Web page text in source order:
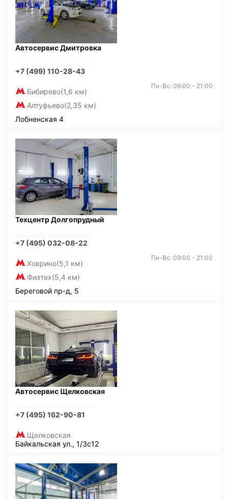
Автосервис Дмитровка
+7 (499) 110-28-43
Бибирево(1,6 км)
Алтуфьево(2,35 км)
Пн-Вс: 09:00 - 21:00
Лобненская 4
Техцентр Долгопрудный
+7 (495) 032-08-22
Ховрино(5,1 км)
Физтех(5,4 км)
Пн-Вс: 09:00 - 21:00
Береговой пр-д, 5
Автосервис Щелковская
+7 (495) 162-90-81
Щелковская
Байкальская ул., 1/3с12